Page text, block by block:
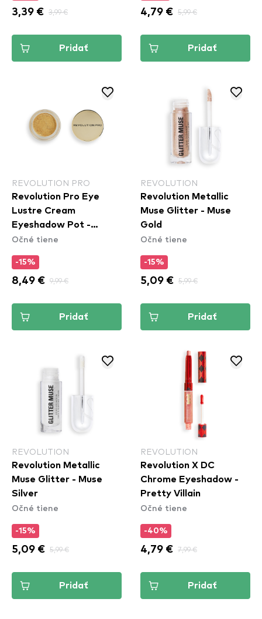
3,39 € 3,99 €
Pridať
4,79 € 5,99 €
Pridať
REVOLUTION PRO
Revolution Pro Eye
Lustre Cream
Eyeshadow Pot -
Duchesse
Očné tiene
-15%
8,49 € 9,99 €
Pridať
REVOLUTION
Revolution Metallic
Muse Glitter - Muse
Gold
Očné tiene
-15%
5,09 € 5,99 €
Pridať
REVOLUTION
Revolution Metallic
Muse Glitter - Muse
Silver
Očné tiene
-15%
5,09 € 5,99 €
Pridať
REVOLUTION
Revolution X DC
Chrome Eyeshadow -
Pretty Villain
Očné tiene
-40%
4,79 € 7,99 €
Pridať